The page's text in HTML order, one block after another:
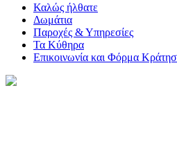
Καλώς ήλθατε
Δωμάτια
Παροχές & Υπηρεσίες
Τα Κύθηρα
Επικοινωνία και Φόρμα